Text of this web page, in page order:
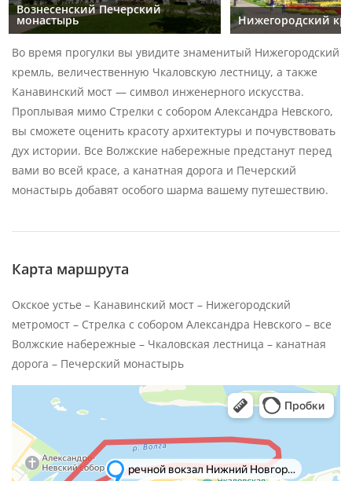
Вознесенский Печерский
монастырь Нижегородский
Во время прогулки вы увидите знаменитый Нижегородский
кремль, величественную Чкаловскую лестницу, а также
Канавинский мост — символ инженерного искусства.
Проплывая мимо Стрелки с собором Александра Невского,
вы сможете оценить красоту архитектуры и почувствовать
дух истории. Все Волжские набережные предстанут перед
вами во всей красе, а канатная дорога и Печерский
монастырь добавят особого шарма вашему путешествию.
Карта маршрута
Окское устье – Канавинский мост – Нижегородский
метромост – Стрелка с собором Александра Невского – все
Волжские набережные – Чкаловская лестница – канатная
дорога – Печерский монастырь
Яндекс Карты — транспорт, навигация, поиск мест